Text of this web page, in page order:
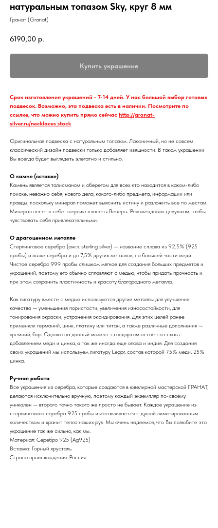
натуральным топазом Sky, круг 8 мм
Гранат (Granat)
6190,00 р.
Купить украшение
Срок изготовления украшений - 7-14 дней. У нас большой выбор готовых
подвесок. Возможно, эта подвеска есть в наличии. Посмотрите по
ссылке, что можно купить прямо сейчас http://granat-
silver.ru/necklaces_stock
Оригинальная подвеска с натуральным топазом. Лаконичный, но не совсем
классический дизайн подвески только добавляет изящности. В таком украшении
Вы всегда будет выглядеть элегатно и стильно.
О камне (вставке)
Камень является талисманом и оберегом для всех кто находится в каком-либо
поиске, неважно себя, нового дела, какого-либо предмета, информации или
правды, поскольку минерал поможет выяснить истину и разложить все по местам.
Минерал несет в себе энергию планеты Венеры. Рекомендован девушкам, чтобы
чувствовать себя привлекательными.
О драгоценном металле
Стерлинговое серебро (англ. sterling silver) — название сплава из 92,5% (925
пробы) и выше серебра и до 7,5% других металлов, по большей части меди.
Чистое серебро 999 пробы слишком мягкое для создания больших предметов и
украшений, поэтому его обычно сплавляют с медью, чтобы придать прочность и
при этом сохранить пластичность и красоту благородного металла.
Как лигатуру вместе с медью используются другие металлы для улучшения
качества — уменьшения пористости, увеличения износостойкости, для
тонирования окраски, устранения оксидирования. Для этих целей ранее
применяли германий, цинк, платину или титан, а также различные дополнения —
кремний, бор. Однако на данный момент стандартом остаётся сплав с
добавлением меди и цинка, а так же иногда еще олова и индия. Для создания
своих украшений мы используем лигатуру Legor, состав которой 75% меди, 25%
цинка.
Ручная работа
Все украшения из серебра, которые создаются в ювелирной мастерской ГРАНАТ,
делаются исключительно вручную, поэтому каждый экземпляр по-своему
уникален — второго точно такого же просто не бывает. Каждое украшение из
стерлингового серебра 925 пробы изготавливается с душой лимитированным
количеством и хранит тепло наших рук. Мы очень надеемся, что Вы полюбите это
украшение так же сильно, как мы.
Материал: Cеребро 925 (Ag925)
Вставка: Горный хрусталь
Страна происхождения: Россия